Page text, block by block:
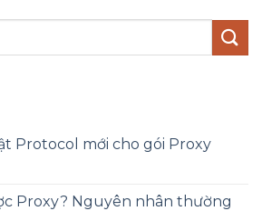
Protocol mới cho gói Proxy
Proxy? Nguyên nhân thường